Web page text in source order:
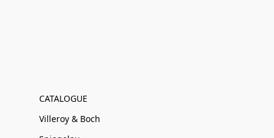
CATALOGUE
Villeroy & Boch